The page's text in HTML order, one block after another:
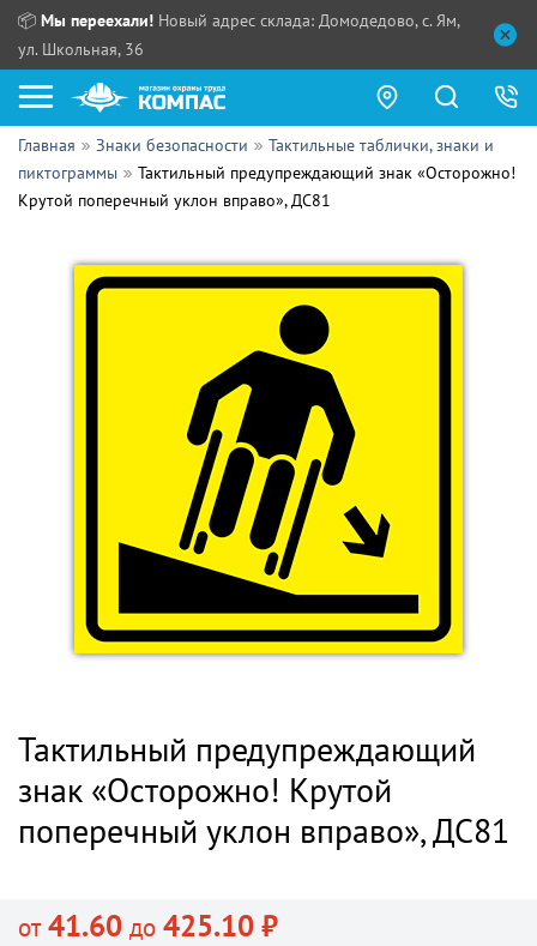
📦 Мы переехали! Новый адрес склада: Домодедово, с. Ям,
ул. Школьная, 36
Как купить?
Прайс-листы
Сотрудничество
ПН - ЧТ:
Главная Знаки безопасности
Тактильные таблички, знаки и
пиктограммы
Тактильный предупреждающий знак «Осторожно!
Крутой поперечный уклон вправо», ДС81
Тактильный предупреждающий
знак «Осторожно! Крутой
поперечный уклон вправо», ДС81
от41.60 до 425.10 ₽